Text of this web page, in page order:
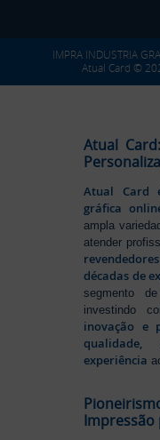
IMPRA INDUSTRIA
Atual Card ©
Atual
Atual Card
gráfica
ampla
atender
décadas de
segmento
investindo
inovação e
experiência
Impressão